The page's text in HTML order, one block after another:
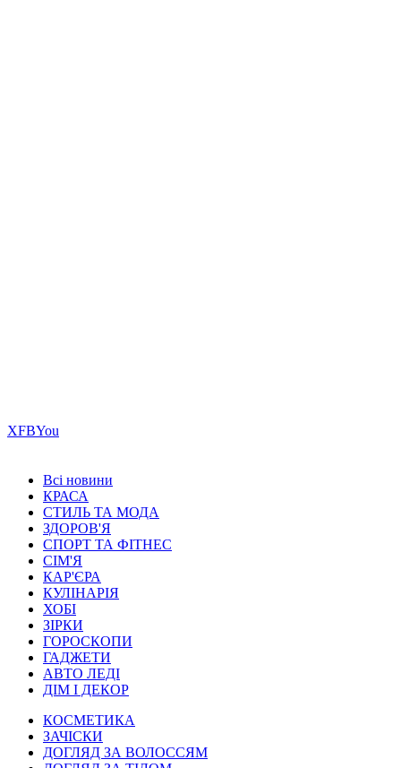
ХFBYou
Всі новини
КРАСА
СТИЛЬ ТА МОДА
ЗДОРОВ'Я
СПОРТ ТА ФІТНЕС
СІМ'Я
КАР'ЄРА
КУЛІНАРІЯ
ХОБІ
ЗІРКИ
ГОРОСКОПИ
ГАДЖЕТИ
АВТО ЛЕДІ
ДІМ І ДЕКОР
КОСМЕТИКА
ЗАЧІСКИ
ДОГЛЯД ЗА ВОЛОССЯМ